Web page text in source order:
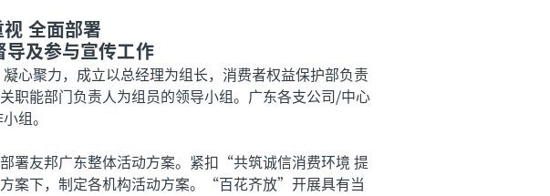
全面部署
导及参与宣传工作
聚力，成立以总经理为组长，消费者权益保护部负责
职能部门负责人为组员的领导小组。广东各支公司/中心
组。
署友邦广东整体活动方案。紧扣“共筑诚信消费环境 提
案下，制定各机构活动方案。“百花齐放”开展具有当